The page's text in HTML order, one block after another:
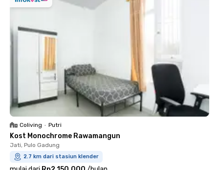
Coliving • Putri
Kost Monochrome Rawamangun
Jati, Pulo Gadung
2.7 km dari stasiun klender